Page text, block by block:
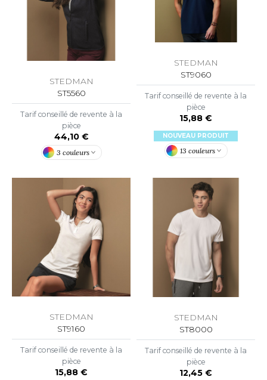
ATHLETIC® COLLECTION
ETIQUETTE
CLOTHING
DENIM
STEDMAN
ST5560
Tarif conseillé de revente à la
pièce
44,10 €
3 couleurs
STEDMAN
ST9060
Tarif conseillé de revente à la
pièce
15,88 €
NOUVEAU PRODUIT
13 couleurs
STEDMAN
ST9160
Tarif conseillé de revente à la
pièce
15,88 €
STEDMAN
ST8000
Tarif conseillé de revente à la
pièce
12,45 €